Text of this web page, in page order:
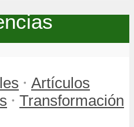
• Artículos
• Transformación